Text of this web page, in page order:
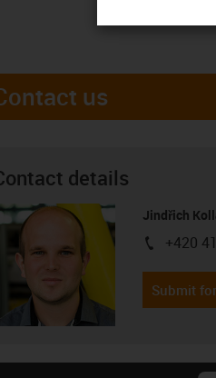
us
details
Jindřich
igus-icon-
+420
Submit